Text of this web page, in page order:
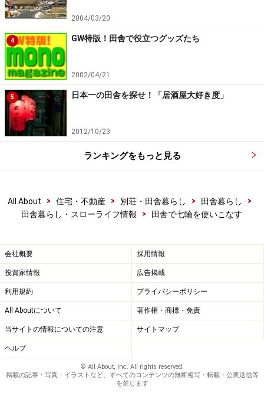
火の付きかけた薪や炭を移動させると熱が分散して火力
が衰えます。薪や炭はいじりまわすと消えてしまいま
す。火元は分散させず一カ所にまとめましょう。
写真はイメージです
・空気を送る
くように並べましょう。新たな薪を隙間に突っ込むと火
火がつきはじめたら、とにかく扇いで空気を送りましょ
う。
・炎より熾き火（おきび）
木炭は炎より、薪が燃えた後の真っ赤な「熾き火」から
移し取る方が速く着火します。細い薪をたくさん燃やし
て熾き火をたくさん作ることが速さの秘訣です。
・紙は燃やさない
紙は熾き火になりませんので、薪に火をつける時の最小
限度にしましょう。紙は火がついたまますぐに舞い上が
り危険です。近くのテントや洗濯物を汚してしまうこと
2004/03/20
4 GW特版！田舎で役立つグッズたち
2002/04/21
5 日本一の田舎を探せ！「居酒屋大好き度」
2012/10/23
ランキングをもっと見る
All About > 住宅・不動産 > 別荘・田舎暮らし > 田舎暮らし
>
田舎暮らし・スローライフ情報
> 田舎で七輪を使いこなす
会社概要 採用情報
投資家情報 広告掲載
利用規約 プライバシーポリシー
All Aboutについて 著作権・商標・免責
当サイトの情報についての注意 サイトマップ
ヘルプ
© All About, Inc. All rights reserved.
掲載の記事・写真・イラストなど、すべてのコンテンツの無断複写・転載・公衆送信等
を禁じます